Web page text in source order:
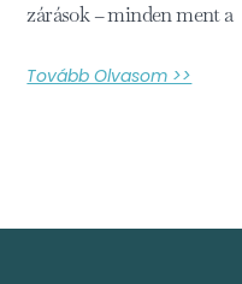
zárások – minden ment a
Tovább Olvasom >>